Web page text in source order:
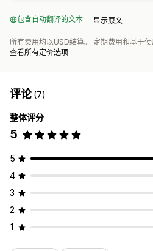
包含自动翻译的文本 显示原文
所有费用均以USD结算。 定期费用和基于
查看所有定价选项
评论(7)
整体评分
5
5
4
3
2
1